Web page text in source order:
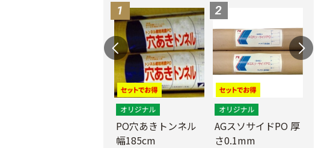
PO穴あきトンネル
幅185cm
AGスソサイドPO 厚
さ0.1mm